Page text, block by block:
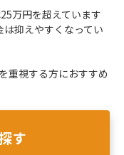
万円を超えています
抑えやすくなってい
重視する方におすすめ
す